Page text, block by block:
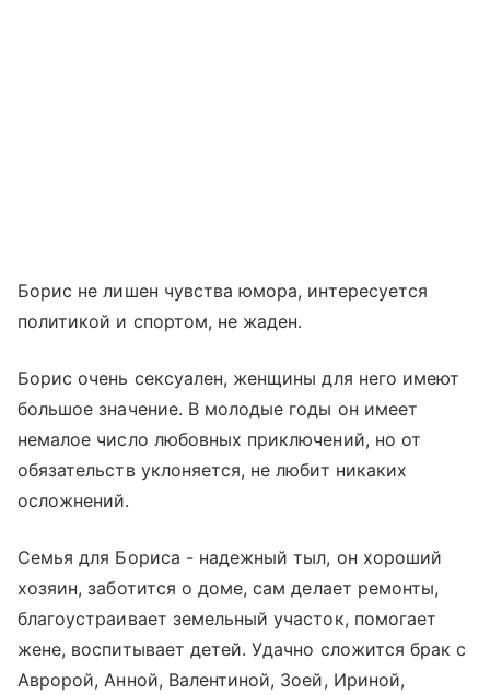
Борис не лишен чувства юмора, интересуется
политикой и спортом, не жаден.
Борис очень сексуален, женщины для него имеют
большое значение. В молодые годы он имеет
немалое число любовных приключений, но от
обязательств уклоняется, не любит никаких
осложнений.
Семья для Бориса - надежный тыл, он хороший
хозяин, заботится о доме, сам делает ремонты,
благоустраивает земельный участок, помогает
жене, воспитывает детей. Удачно сложится брак с
Авророй, Анной, Валентиной, Зоей, Ириной,